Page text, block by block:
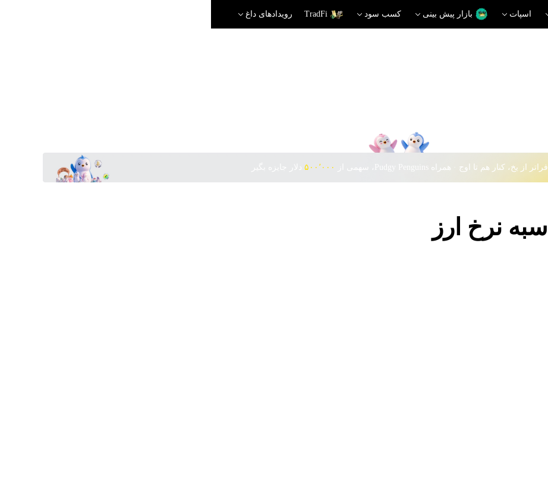
اسپات بازار پیش بینی کسب سود TradFi رویدادهای داغ
فراتر از یخ، کنار هم تا اوج · همراه Pudgy Penguins، سهمی از ۵۰۰٬۰۰۰